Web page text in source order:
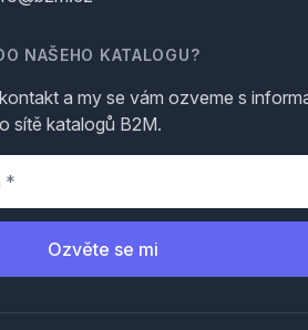
NAŠEHO KATALOGU?
a my se vám ozveme s
sítě katalogů B2M.
Ozvěte se mi